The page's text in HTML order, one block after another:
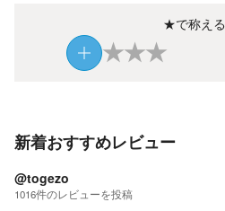
★で称える
★★★
新着おすすめレビュー
@togezo
1016件のレビューを投稿